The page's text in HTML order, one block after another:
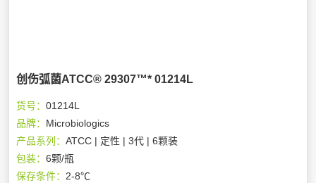
创伤弧菌ATCC® 29307™* 01214L
货号：01214L
品牌： Microbiologics
产品系列：ATCC | 定性 | 3代 | 6颗装
包装：6颗/瓶
保存条件： 2-8℃